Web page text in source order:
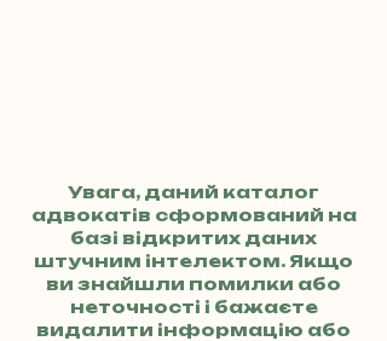
Увага, даний каталог
адвокатів сформований на
базі відкритих даних
штучним інтелектом. Якщо
ви знайшли помилки або
неточності і бажаєте
видалити інформацію або